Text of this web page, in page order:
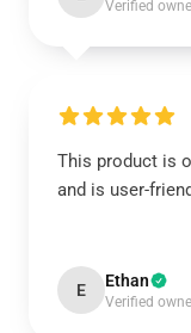
Verified
This product is
and is user-
E Ethan
Verified